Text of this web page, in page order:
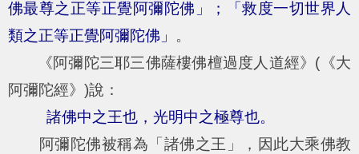
佛最尊之正等正覺阿彌陀佛」；「救度一切世界人
類之正等正覺阿彌陀佛」 。
《阿彌陀三耶三佛薩樓佛檀過度人道經》(《大
阿彌陀經》)說：
諸佛中之王也，光明中之極尊也。
阿彌陀佛被稱為「諸佛之王」，因此大乘佛教